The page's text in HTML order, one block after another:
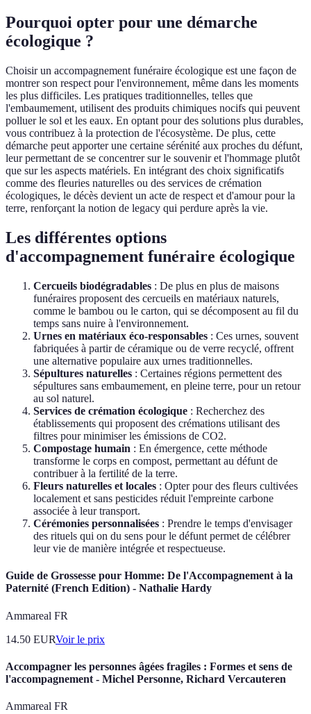
Pourquoi opter pour une démarche
écologique ?
Choisir un accompagnement funéraire écologique est une façon de
montrer son respect pour l'environnement, même dans les moments
les plus difficiles. Les pratiques traditionnelles, telles que
l'embaumement, utilisent des produits chimiques nocifs qui peuvent
polluer le sol et les eaux. En optant pour des solutions plus durables,
vous contribuez à la protection de l'écosystème. De plus, cette
démarche peut apporter une certaine sérénité aux proches du défunt,
leur permettant de se concentrer sur le souvenir et l'hommage plutôt
que sur les aspects matériels. En intégrant des choix significatifs
comme des fleuries naturelles ou des services de crémation
écologiques, le décès devient un acte de respect et d'amour pour la
terre, renforçant la notion de legacy qui perdure après la vie.
Les différentes options
d'accompagnement funéraire écologique
Cercueils biodégradables : De plus en plus de maisons
funéraires proposent des cercueils en matériaux naturels,
comme le bambou ou le carton, qui se décomposent au fil du
temps sans nuire à l'environnement.
Urnes en matériaux éco-responsables : Ces urnes, souvent
fabriquées à partir de céramique ou de verre recyclé, offrent
une alternative populaire aux urnes traditionnelles.
Sépultures naturelles : Certaines régions permettent des
sépultures sans embaumement, en pleine terre, pour un retour
au sol naturel.
Services de crémation écologique : Recherchez des
établissements qui proposent des crémations utilisant des
filtres pour minimiser les émissions de CO2.
Compostage humain : En émergence, cette méthode
transforme le corps en compost, permettant au défunt de
contribuer à la fertilité de la terre.
Fleurs naturelles et locales : Opter pour des fleurs cultivées
localement et sans pesticides réduit l'empreinte carbone
associée à leur transport.
Cérémonies personnalisées : Prendre le temps d'envisager
des rituels qui on du sens pour le défunt permet de célébrer
leur vie de manière intégrée et respectueuse.
Guide de Grossesse pour Homme: De l'Accompagnement à la
Paternité (French Edition) - Nathalie Hardy
Ammareal FR
14.50 EURVoir le prix
Accompagner les personnes âgées fragiles : Formes et sens de
l'accompagnement - Michel Personne, Richard Vercauteren
Ammareal FR